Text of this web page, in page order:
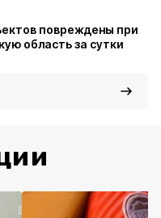
повреждены при
область за сутки